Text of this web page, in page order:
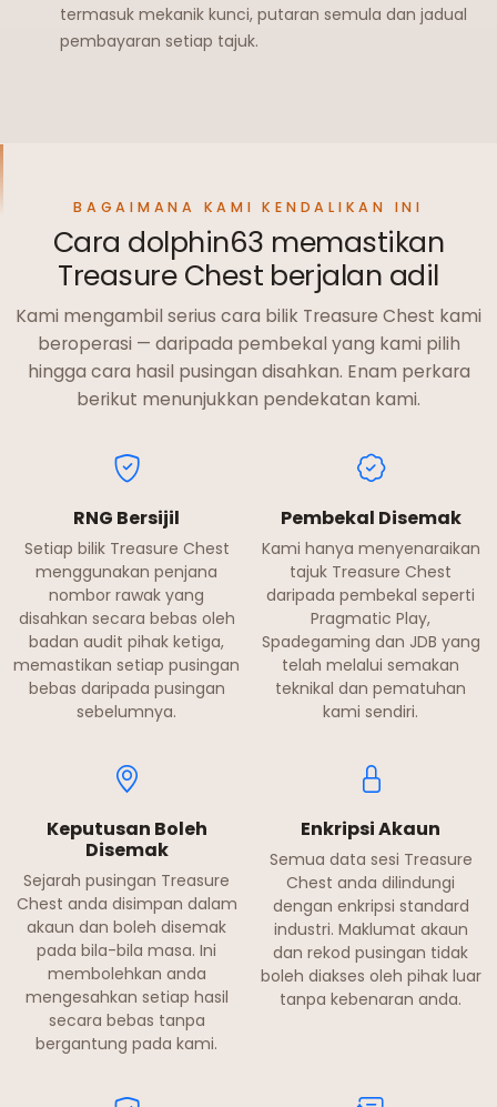
termasuk mekanik kunci, putaran semula dan jadual
pembayaran setiap tajuk.
BAGAIMANA KAMI KENDALIKAN INI
Cara dolphin63 memastikan
Treasure Chest berjalan adil
Kami mengambil serius cara bilik Treasure Chest kami
beroperasi — daripada pembekal yang kami pilih
hingga cara hasil pusingan disahkan. Enam perkara
berikut menunjukkan pendekatan kami.
RNG Bersijil
Setiap bilik Treasure Chest
menggunakan penjana
nombor rawak yang
disahkan secara bebas oleh
badan audit pihak ketiga,
memastikan setiap pusingan
bebas daripada pusingan
sebelumnya.
Pembekal Disemak
Kami hanya menyenaraikan
tajuk Treasure Chest
daripada pembekal seperti
Pragmatic Play,
Spadegaming dan JDB yang
telah melalui semakan
teknikal dan pematuhan
kami sendiri.
Keputusan Boleh
Disemak
Sejarah pusingan Treasure
Chest anda disimpan dalam
akaun dan boleh disemak
pada bila-bila masa. Ini
membolehkan anda
mengesahkan setiap hasil
secara bebas tanpa
bergantung pada kami.
Enkripsi Akaun
Semua data sesi Treasure
Chest anda dilindungi
dengan enkripsi standard
industri. Maklumat akaun
dan rekod pusingan tidak
boleh diakses oleh pihak luar
tanpa kebenaran anda.